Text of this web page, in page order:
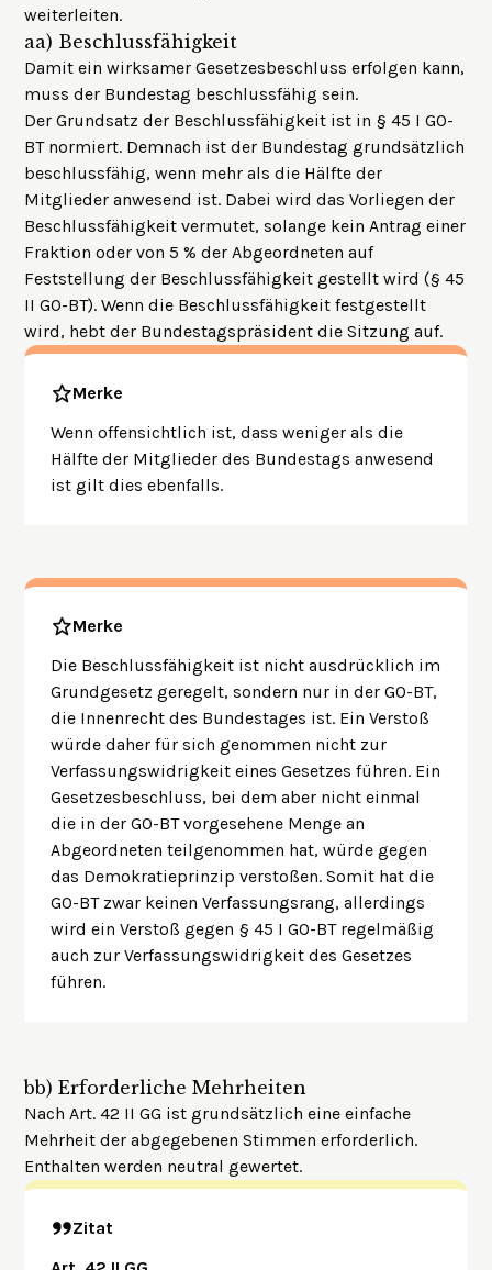
weiterleiten.
aa) Beschlussfähigkeit
Damit ein wirksamer Gesetzesbeschluss erfolgen kann,
muss der Bundestag beschlussfähig sein.
Der Grundsatz der Beschlussfähigkeit ist in § 45 I GO-
BT normiert. Demnach ist der Bundestag grundsätzlich
beschlussfähig, wenn mehr als die Hälfte der
Mitglieder anwesend ist. Dabei wird das Vorliegen der
Beschlussfähigkeit vermutet, solange kein Antrag einer
Fraktion oder von 5 % der Abgeordneten auf
Feststellung der Beschlussfähigkeit gestellt wird (§ 45
II GO-BT). Wenn die Beschlussfähigkeit festgestellt
wird, hebt der Bundestagspräsident die Sitzung auf.
Merke
Wenn offensichtlich ist, dass weniger als die
Hälfte der Mitglieder des Bundestags anwesend
ist gilt dies ebenfalls.
Merke
Die Beschlussfähigkeit ist nicht ausdrücklich im
Grundgesetz geregelt, sondern nur in der GO-BT,
die Innenrecht des Bundestages ist. Ein Verstoß
würde daher für sich genommen nicht zur
Verfassungswidrigkeit eines Gesetzes führen. Ein
Gesetzesbeschluss, bei dem aber nicht einmal
die in der GO-BT vorgesehene Menge an
Abgeordneten teilgenommen hat, würde gegen
das Demokratieprinzip verstoßen. Somit hat die
GO-BT zwar keinen Verfassungsrang, allerdings
wird ein Verstoß gegen § 45 I GO-BT regelmäßig
auch zur Verfassungswidrigkeit des Gesetzes
führen.
bb) Erforderliche Mehrheiten
Nach Art. 42 II GG ist grundsätzlich eine einfache
Mehrheit der abgegebenen Stimmen erforderlich.
Enthalten werden neutral gewertet.
Zitat